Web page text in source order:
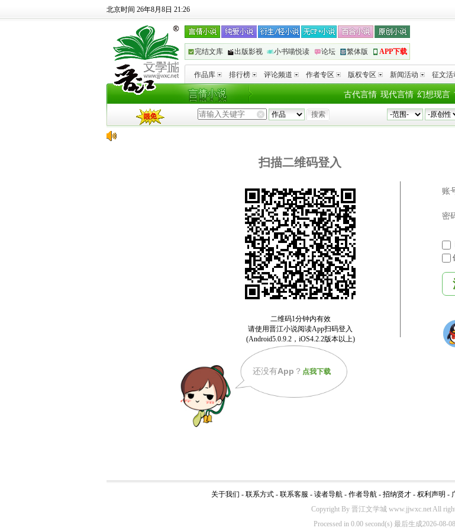
北京时间 26年8月8日 21:26
完结文库 出版影视 小书喵悦读 论坛 繁体版 APP下载
作品库 排行榜 评论频道 作者专区 版权专区 新闻活动 征文活
幻想现言
现代言情
古代言情
扫描二维码登入
还没有App ？ 点我下载
账
密
关于我们 - 联系方式 - 联系客服 - 读者导航 - 作者导航 - 招纳贤才 - 权利声明 -
Copyright By 晋江文学城 www.jjwxc.net All
Processed in 0.00 second(s) 最后生成2026-08-